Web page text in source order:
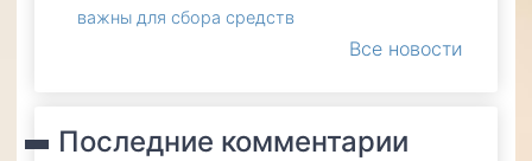
важны для сбора средств
Все новости
Последние комментарии